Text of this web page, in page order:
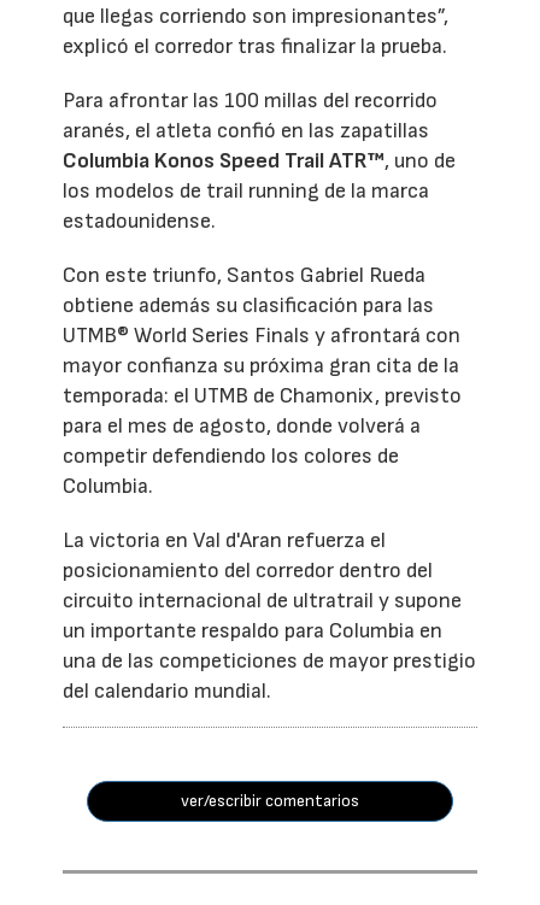
que llegas corriendo son impresionantes”,
explicó el corredor tras finalizar la prueba.
Para afrontar las 100 millas del recorrido
aranés, el atleta confió en las zapatillas
Columbia Konos Speed Trail ATR™, uno de
los modelos de trail running de la marca
estadounidense.
Con este triunfo, Santos Gabriel Rueda
obtiene además su clasificación para las
UTMB® World Series Finals y afrontará con
mayor confianza su próxima gran cita de la
temporada: el UTMB de Chamonix, previsto
para el mes de agosto, donde volverá a
competir defendiendo los colores de
Columbia.
La victoria en Val d'Aran refuerza el
posicionamiento del corredor dentro del
circuito internacional de ultratrail y supone
un importante respaldo para Columbia en
una de las competiciones de mayor prestigio
del calendario mundial.
ver/escribir comentarios